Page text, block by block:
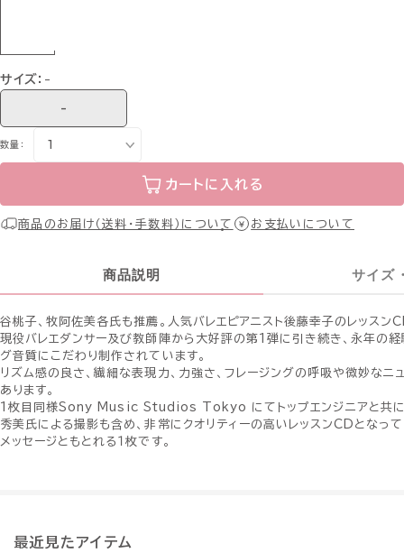
サイズ： -
-
数量：
カートに入れる
商品のお届け（送料・手数料）について お支払いについて
商品説明 サイズ
谷桃子、牧阿佐美各氏も推薦。人気バレエピアニスト後藤幸子のレッスン
現役バレエダンサー及び教師陣から大好評の第1弾に引き続き、永年の経
グ音質にこだわり制作されています。
リズム感の良さ、繊細な表現力、力強さ、フレージングの呼吸や微妙なニ
あります。
1枚目同様Sony Music Studios Tokyo にてトップエンジニアと共に
秀美氏による撮影も含め、非常にクオリティーの高いレッスンCDとなっ
メッセージともとれる１枚です。
最近見たアイテム